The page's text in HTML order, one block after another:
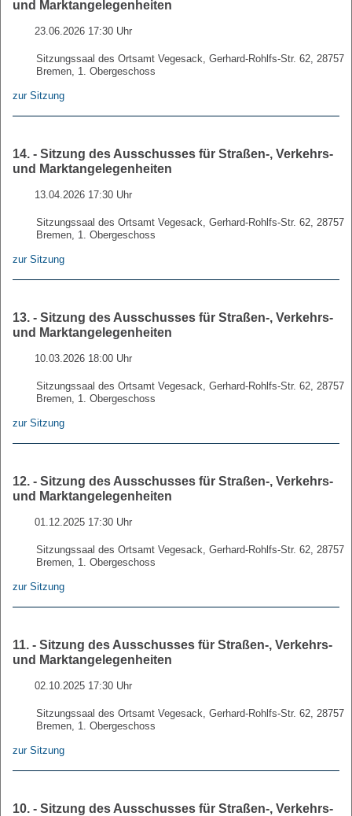
und Marktangelegenheiten
23.06.2026 17:30 Uhr
Sitzungssaal des Ortsamt Vegesack, Gerhard-Rohlfs-Str. 62, 28757
Bremen, 1. Obergeschoss
zur Sitzung
14. - Sitzung des Ausschusses für Straßen-, Verkehrs-
und Marktangelegenheiten
13.04.2026 17:30 Uhr
Sitzungssaal des Ortsamt Vegesack, Gerhard-Rohlfs-Str. 62, 28757
Bremen, 1. Obergeschoss
zur Sitzung
13. - Sitzung des Ausschusses für Straßen-, Verkehrs-
und Marktangelegenheiten
10.03.2026 18:00 Uhr
Sitzungssaal des Ortsamt Vegesack, Gerhard-Rohlfs-Str. 62, 28757
Bremen, 1. Obergeschoss
zur Sitzung
12. - Sitzung des Ausschusses für Straßen-, Verkehrs-
und Marktangelegenheiten
01.12.2025 17:30 Uhr
Sitzungssaal des Ortsamt Vegesack, Gerhard-Rohlfs-Str. 62, 28757
Bremen, 1. Obergeschoss
zur Sitzung
11. - Sitzung des Ausschusses für Straßen-, Verkehrs-
und Marktangelegenheiten
02.10.2025 17:30 Uhr
Sitzungssaal des Ortsamt Vegesack, Gerhard-Rohlfs-Str. 62, 28757
Bremen, 1. Obergeschoss
zur Sitzung
10. - Sitzung des Ausschusses für Straßen-, Verkehrs-